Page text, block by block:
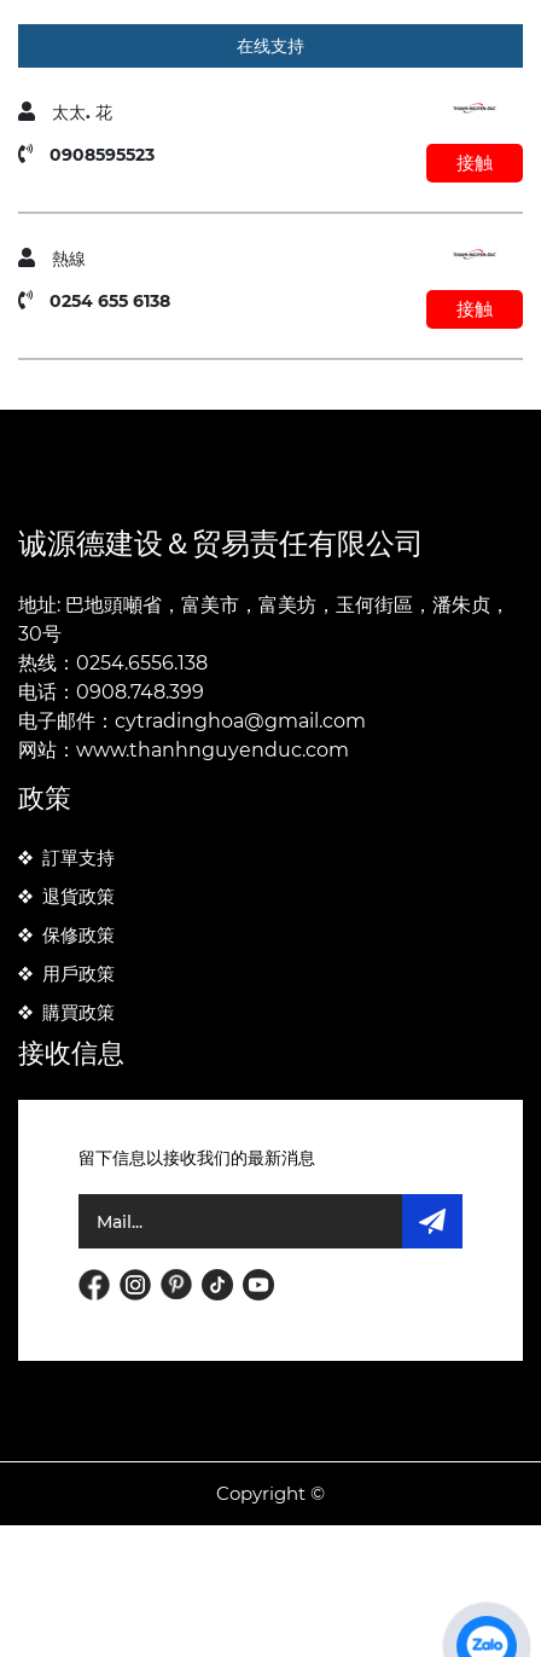
在线支持
太太. 花
0908595523
接触
熱線
0254 655 6138
接触
诚源德建设＆贸易责任有限公司
地址: 巴地頭噸省，富美市，富美坊，玉何街區，潘朱贞，
30号
热线：0254.6556.138
电话：0908.748.399
电子邮件：cytradinghoa@gmail.com
网站：www.thanhnguyenduc.com
政策
訂單支持
退貨政策
保修政策
用戶政策
購買政策
接收信息
留下信息以接收我们的最新消息
Copyright ©